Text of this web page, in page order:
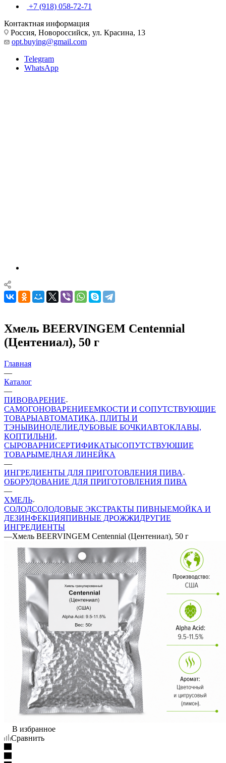
+7 (918) 058-72-71
Контактная информация
Россия, Новороссийск, ул. Красина, 13
opt.buying@gmail.com
Telegram
WhatsApp
Хмель BEERVINGEM Centennial
(Центениал), 50 г
Главная
—
Каталог
—
ПИВОВАРЕНИЕ
САМОГОНОВАРЕНИЕЕМКОСТИ И СОПУТСТВУЮЩИЕ
ТОВАРЫАВТОМАТИКА, ПЛИТЫ И
ТЭНЫВИНОДЕЛИЕДУБОВЫЕ БОЧКИАВТОКЛАВЫ,
КОПТИЛЬНИ,
СЫРОВАРНИСЕРТИФИКАТЫСОПУТСТВУЮЩИЕ
ТОВАРЫМЕДНАЯ ЛИНЕЙКА
—
ИНГPЕДИЕНТЫ ДЛЯ ПРИГОТОВЛЕНИЯ ПИВА
ОБОРУДОВАНИЕ ДЛЯ ПРИГОТОВЛЕНИЯ ПИВА
—
ХМЕЛЬ
СОЛОДСОЛОДОВЫЕ ЭКСТРАКТЫ ПИВНЫЕМОЙКА И
ДЕЗИНФЕКЦИЯПИВНЫЕ ДРОЖЖИДРУГИЕ
ИНГРЕДИЕНТЫ
—Хмель BEERVINGEM Centennial (Центениал), 50 г
В избранное
Сравнить